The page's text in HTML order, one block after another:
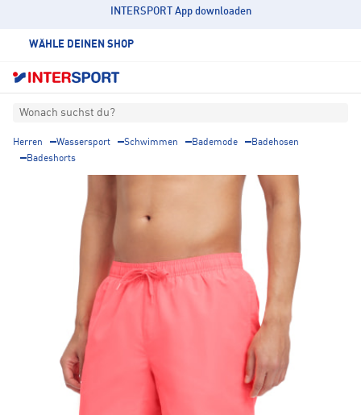
INTERSPORT App downloaden
WÄHLE DEINEN SHOP
Wonach suchst du?
Herren Wassersport Schwimmen Bademode
Badehosen
Badeshorts